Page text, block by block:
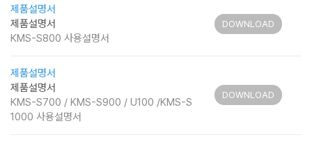
제품설명서
제품설명서
KMS-S800 사용설명서
DOWNLOAD
제품설명서
제품설명서
KMS-S700 / KMS-S900 / U100 /KMS-S
1000 사용설명서
DOWNLOAD